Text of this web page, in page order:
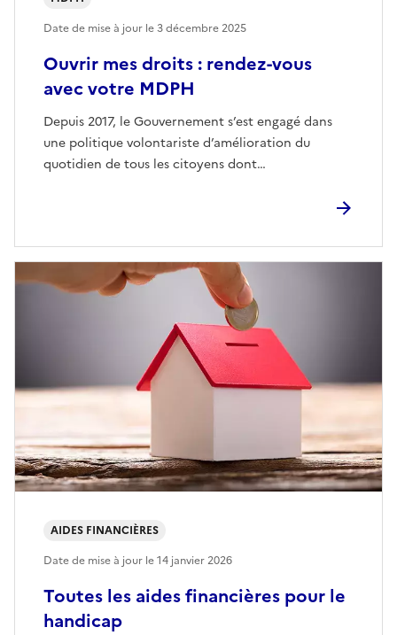
Ouvrir mes droits : rendez-vous
avec votre MDPH
Depuis 2017, le Gouvernement s’est engagé dans
une politique volontariste d’amélioration du
quotidien de tous les citoyens dont…
Date de mise à jour le3 décembre 2025
Toutes les aides financières pour le
handicap
AIDES FINANCIÈRES
Date de mise à jour le14 janvier 2026